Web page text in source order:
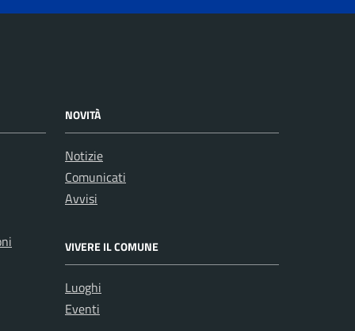
NOVITÀ
Notizie
Comunicati
Avvisi
VIVERE IL COMUNE
Luoghi
Eventi